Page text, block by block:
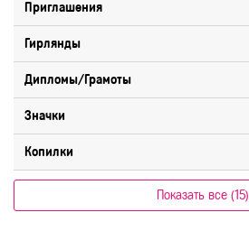
Приглашения
Гирлянды
Дипломы/Грамоты
Значки
Копилки
Показать все (15)